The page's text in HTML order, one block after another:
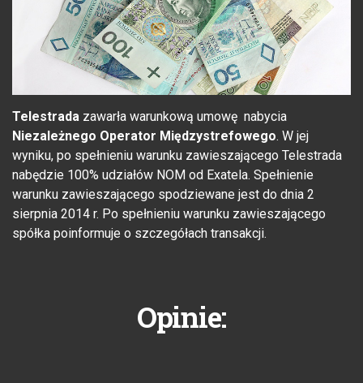
Telestrada zawarła warunkową umowę nabycia
Niezależnego Operator Międzystrefowego. W jej
wyniku, po spełnieniu warunku zawieszającego Telestrada
nabędzie 100% udziałów NOM od Exatela. Spełnienie
warunku zawieszającego spodziewane jest do dnia 2
sierpnia 2014 r. Po spełnieniu warunku zawieszającego
spółka poinformuje o szczegółach transakcji.
Opinie: